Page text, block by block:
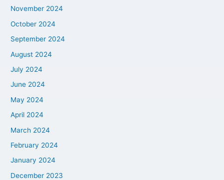
November 2024
October 2024
September 2024
August 2024
July 2024
June 2024
May 2024
April 2024
March 2024
February 2024
January 2024
December 2023